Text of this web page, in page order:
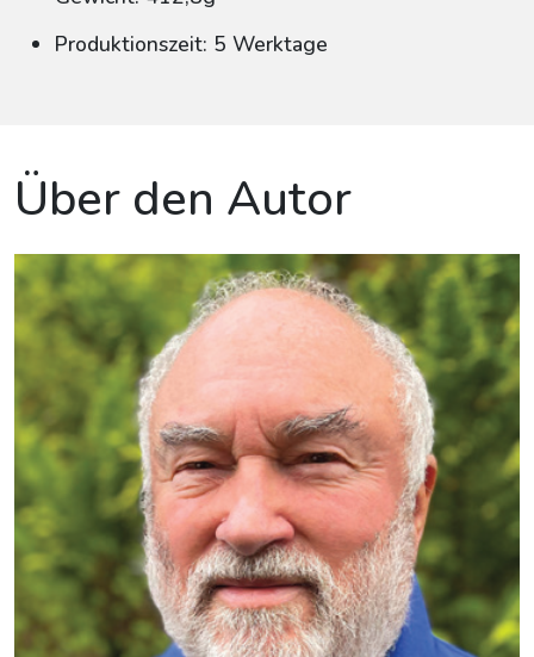
Produktionszeit: 5 Werktage
Über den Autor